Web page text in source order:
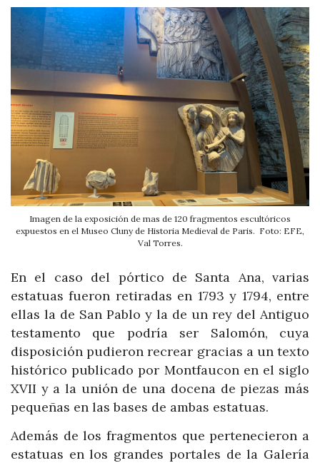
Imagen de la exposición de mas de 120 fragmentos escultóricos
expuestos en el Museo Cluny de Historia Medieval de Paris. Foto: EFE,
Val Torres.
En el caso del pórtico de Santa Ana, varias
estatuas fueron retiradas en 1793 y 1794, entre
ellas la de San Pablo y la de un rey del Antiguo
testamento que podría ser Salomón, cuya
disposición pudieron recrear gracias a un texto
histórico publicado por Montfaucon en el siglo
XVII y a la unión de una docena de piezas más
pequeñas en las bases de ambas estatuas.
Además de los fragmentos que pertenecieron a
estatuas en los grandes portales de la Galería